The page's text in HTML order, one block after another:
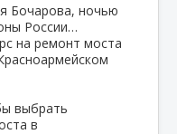
Бочарова, ночью
России…
на ремонт моста
выбрать
в